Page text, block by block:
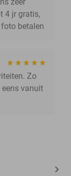
4 jr gratis,
betalen
Zo
eens vanuit